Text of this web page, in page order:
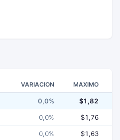
VARIACION MAXIMO
0,0% $1,82
0,0% $1,76
0,0% $1,63